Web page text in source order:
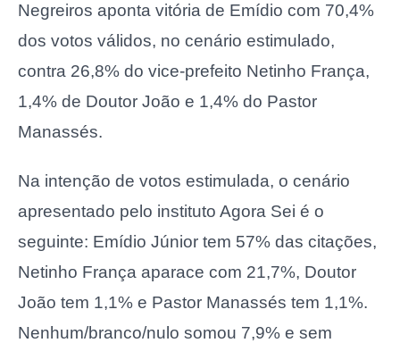
Negreiros aponta vitória de Emídio com 70,4%
dos votos válidos, no cenário estimulado,
contra 26,8% do vice-prefeito Netinho França,
1,4% de Doutor João e 1,4% do Pastor
Manassés.
Na intenção de votos estimulada, o cenário
apresentado pelo instituto Agora Sei é o
seguinte: Emídio Júnior tem 57% das citações,
Netinho França aparace com 21,7%, Doutor
João tem 1,1% e Pastor Manassés tem 1,1%.
Nenhum/branco/nulo somou 7,9% e sem